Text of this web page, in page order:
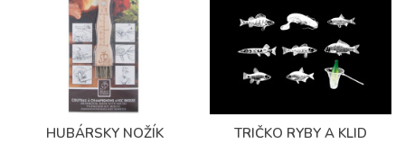
HUBÁRSKY NOŽÍK TRIČKO RYBY A KLID